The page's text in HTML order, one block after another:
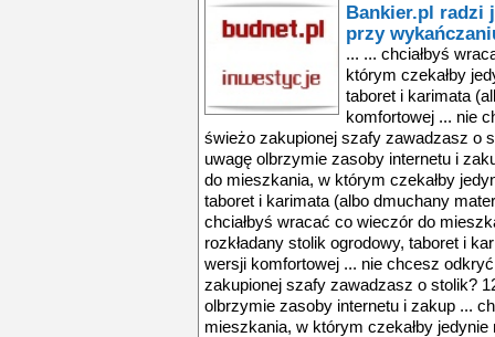
Bankier.pl radzi
przy
... ... chciałbyś
którym czekałby
taboret i karimata
komfortowej ... nie
świeżo zakupionej szafy zawadzasz o
uwagę olbrzymie zasoby internetu i
do mieszkania, w którym czekałby
taboret i karimata (albo dmuchany
chciałbyś wracać co wieczór do
rozkładany stolik ogrodowy, taboret i
wersji komfortowej ... nie chcesz
zakupionej szafy zawadzasz o stolik?
olbrzymie zasoby internetu i zakup ...
mieszkania, w którym czekałby jedynie